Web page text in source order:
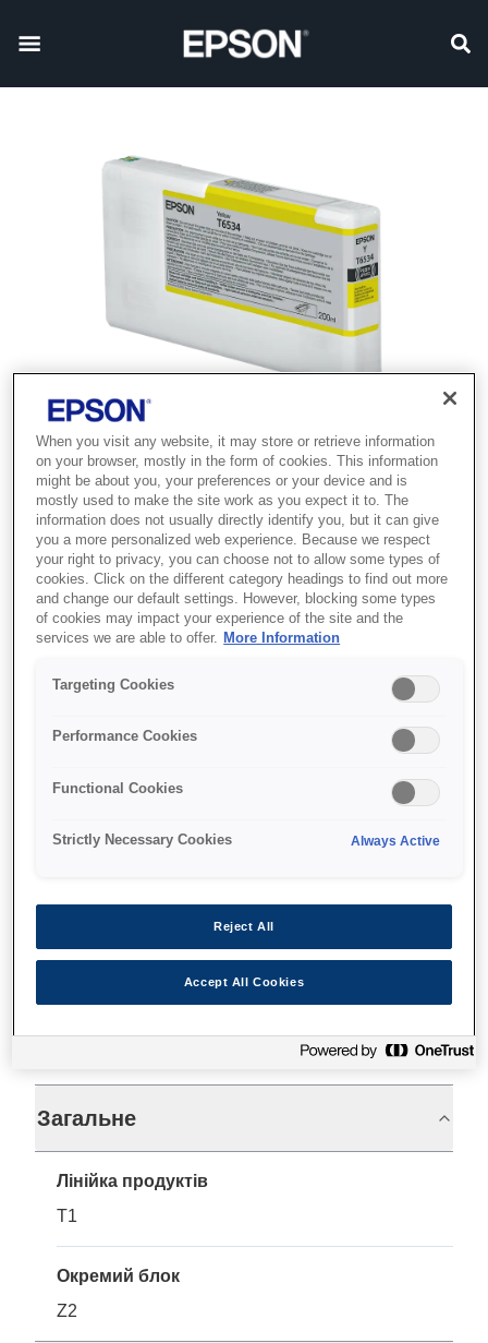
SKU C13T653400
T6534 Yellow Ink
Технічні характеристики
Загальне
Лінійка продуктів
T1
Окремий блок
Z2
When you visit any website, it may store or retrieve information
on your browser, mostly in the form of cookies. This information
might be about you, your preferences or your device and is
mostly used to make the site work as you expect it to. The
information does not usually directly identify you, but it can give
you a more personalized web experience. Because we respect
your right to privacy, you can choose not to allow some types of
cookies. Click on the different category headings to find out more
and change our default settings. However, blocking some types
of cookies may impact your experience of the site and the
services we are able to offer.
More Information
Targeting Cookies
Performance Cookies
Functional Cookies
Strictly Necessary Cookies Always Active
Reject All
Accept All Cookies